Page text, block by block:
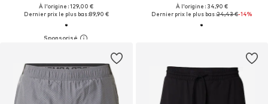
À l'origine : 129,00 €
Dernier prix le plus bas :89,90 €
À l'origine : 34,90 €
Dernier prix le plus bas :24,43 €-14%